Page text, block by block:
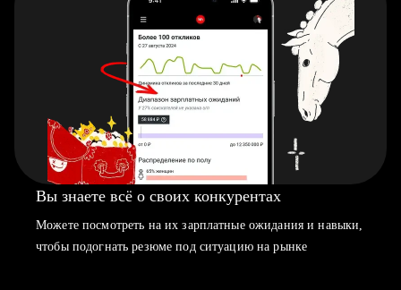
Вы знаете всё о своих конкурентах
Можете посмотреть на их зарплатные ожидания и навыки,
чтобы подогнать резюме под ситуацию на рынке